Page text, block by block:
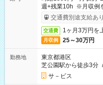
週+残業10h ※月収例
交通費別途支給あり
交通費 1ヶ月3万円を
月収例 25～30万円
勤務地
東京都港区
芝公園駅から徒歩3分
サ－ビス